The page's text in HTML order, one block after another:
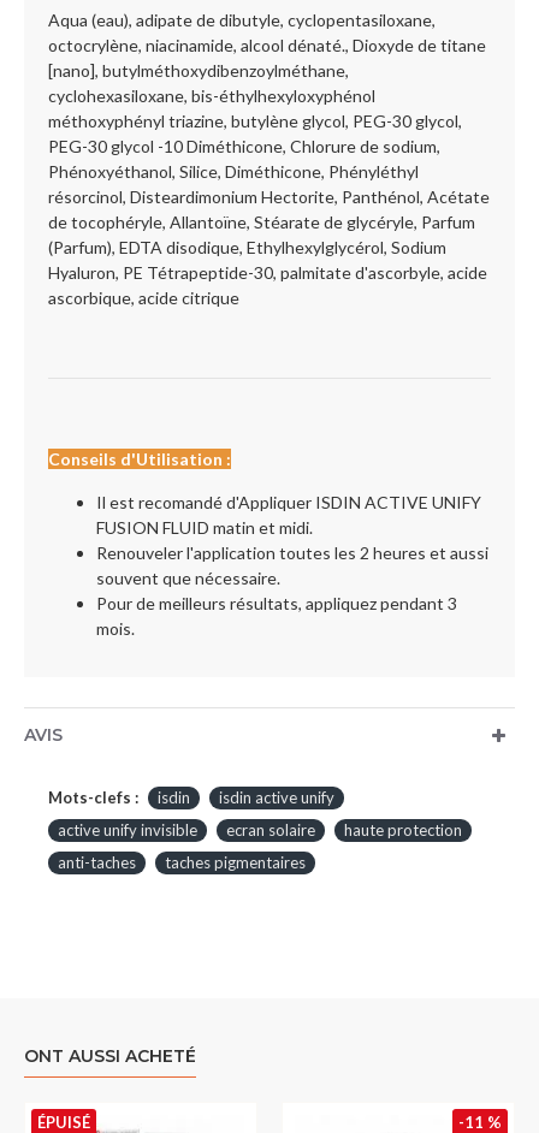
Aqua (eau), adipate de dibutyle, cyclopentasiloxane,
octocrylène, niacinamide, alcool dénaté., Dioxyde de titane
[nano], butylméthoxydibenzoylméthane,
cyclohexasiloxane, bis-éthylhexyloxyphénol
méthoxyphényl triazine, butylène glycol, PEG-30 glycol,
PEG-30 glycol -10 Diméthicone, Chlorure de sodium,
Phénoxyéthanol, Silice, Diméthicone, Phényléthyl
résorcinol, Disteardimonium Hectorite, Panthénol, Acétate
de tocophéryle, Allantoïne, Stéarate de glycéryle, Parfum
(Parfum), EDTA disodique, Ethylhexylglycérol, Sodium
Hyaluron, PE Tétrapeptide-30, palmitate d'ascorbyle, acide
ascorbique, acide citrique
Conseils d'Utilisation :
Il est recomandé d'Appliquer ISDIN ACTIVE UNIFY
FUSION FLUID matin et midi.
Renouveler l'application toutes les 2 heures et aussi
souvent que nécessaire.
Pour de meilleurs résultats, appliquez pendant 3
mois.
AVIS
Mots-clefs : isdin
isdin active unify
active unify invisible
ecran solaire
haute protection
anti-taches
taches pigmentaires
ONT AUSSI ACHETÉ
ÉPUISÉ -11 %